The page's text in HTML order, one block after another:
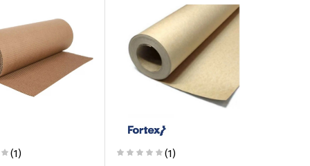
(1)
(1)